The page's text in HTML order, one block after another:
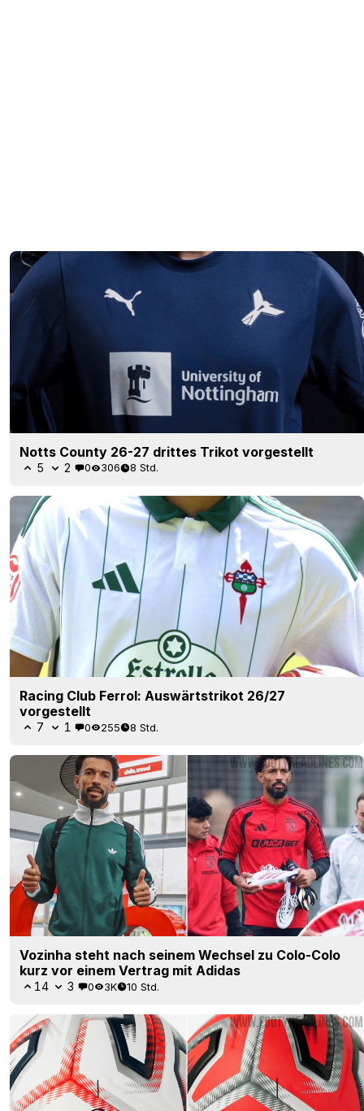
Notts County 26-27 drittes Trikot vorgestellt
5 2 0 306 8 Std.
Racing Club Ferrol: Auswärtstrikot 26/27
vorgestellt
7 1 0 255 8 Std.
Vozinha steht nach seinem Wechsel zu Colo-Colo
kurz vor einem Vertrag mit Adidas
14 3 0 3K 10 Std.